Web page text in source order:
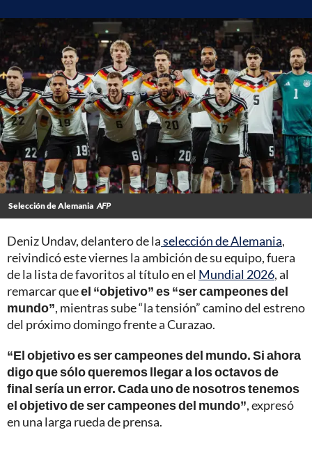
Selección de Alemania AFP
Deniz Undav, delantero de laselección de Alemania,
reivindicó este viernes la ambición de su equipo, fuera
de la lista de favoritos al título en el Mundial 2026, al
remarcar queel “objetivo” es “ser campeones del
mundo”, mientras sube “la tensión” camino del estreno
del próximo domingo frente a Curazao.
“El objetivo es ser campeones del mundo. Si ahora
digo que sólo queremos llegar a los octavos de
final sería un error. Cada uno de nosotros tenemos
el objetivo de ser campeones del mundo”, expresó
en una larga rueda de prensa.